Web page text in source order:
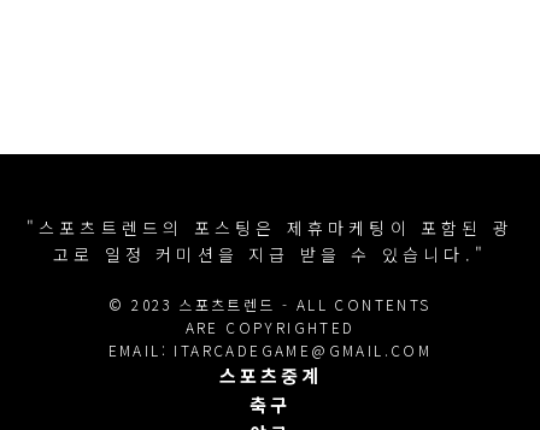
"스포츠트렌드의 포스팅은 제휴마케팅이 포함된 광
고로 일정 커미션을 지급 받을 수 있습니다."
© 2023 스포츠트렌드 - ALL CONTENTS
ARE COPYRIGHTED
EMAIL: ITARCADEGAME@GMAIL.COM
스포츠중계
축구